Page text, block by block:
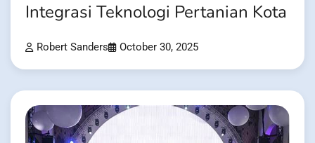
Integrasi Teknologi Pertanian Kota
Robert Sanders October 30, 2025